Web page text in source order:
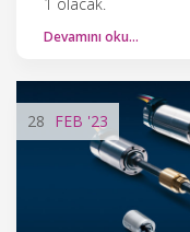
Devamını oku…
28 FEB '23